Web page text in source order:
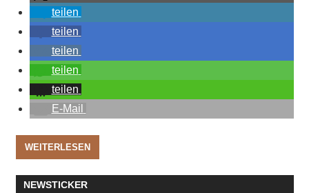
teilen
teilen
teilen
teilen
teilen
E-Mail
WEITERLESEN
NEWSTICKER